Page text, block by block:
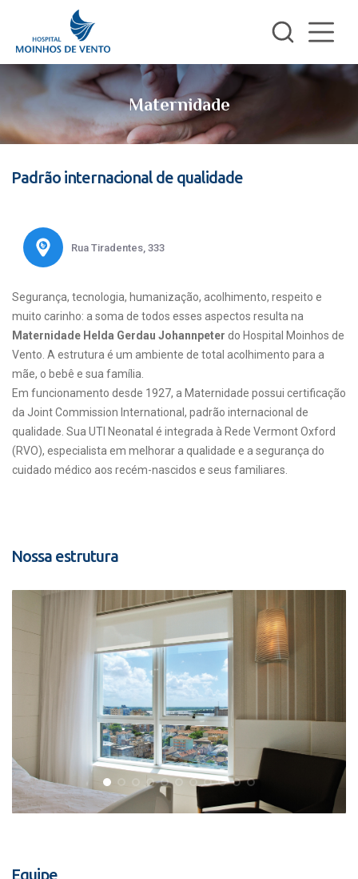
Maternidade
Padrão internacional de qualidade
Rua Tiradentes, 333
Segurança, tecnologia, humanização, acolhimento, respeito e
muito carinho: a soma de todos esses aspectos resulta na
Maternidade Helda Gerdau Johannpeter do Hospital Moinhos de
Vento. A estrutura é um ambiente de total acolhimento para a
mãe, o bebê e sua família.
Em funcionamento desde 1927, a Maternidade possui certificação
da Joint Commission International, padrão internacional de
qualidade. Sua UTI Neonatal é integrada à Rede Vermont Oxford
(RVO), especialista em melhorar a qualidade e a segurança do
cuidado médico aos recém-nascidos e seus familiares.
Nossa estrutura
Equipe